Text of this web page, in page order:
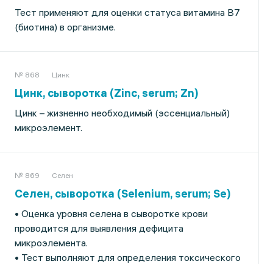
Тест применяют для оценки статуса витамина В7
(биотина) в организме.
№ 868 Цинк
Цинк, сыворотка (Zinc, serum; Zn)
Цинк – жизненно необходимый (эссенциальный)
микроэлемент.
№ 869 Селен
Селен, сыворотка (Selenium, serum; Se)
• Оценка уровня селена в сыворотке крови
проводится для выявления дефицита
микроэлемента.
• Тест выполняют для определения токсического